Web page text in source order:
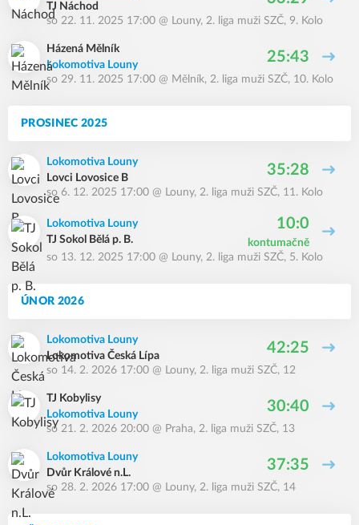
TJ Náchod
so 22. 11. 2025 17:00 @ Louny, 2. liga muži SZČ, 9. Kolo
Házená Mělník
Lokomotiva Louny
25:43
so 29. 11. 2025 17:00 @ Mělník, 2. liga muži SZČ, 10. Kolo
PROSINEC 2025
Lokomotiva Louny
Lovci Lovosice B
35:28
so 6. 12. 2025 17:00 @ Louny, 2. liga muži SZČ, 11. Kolo
Lokomotiva Louny
TJ Sokol Bělá p. B.
10:0
kontumačně
so 13. 12. 2025 17:00 @ Louny, 2. liga muži SZČ, 5. Kolo
ÚNOR 2026
Lokomotiva Louny
Lokomotiva Česká Lípa
42:25
so 14. 2. 2026 17:00 @ Louny, 2. liga muži SZČ, 12
TJ Kobylisy
Lokomotiva Louny
30:40
so 21. 2. 2026 20:00 @ Praha, 2. liga muži SZČ, 13
Lokomotiva Louny
Dvůr Králové n.L.
37:35
so 28. 2. 2026 17:00 @ Louny, 2. liga muži SZČ, 14